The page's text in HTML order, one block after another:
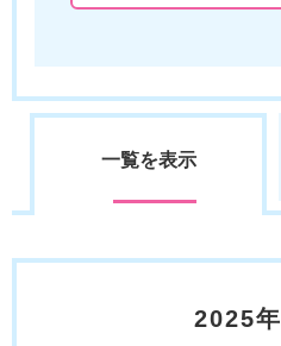
一覧を表示
2025年